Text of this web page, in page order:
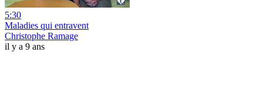
5:30
Maladies qui entravent
Christophe Ramage
il y a 9 ans